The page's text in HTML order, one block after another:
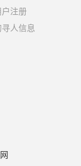
户注册
人信息